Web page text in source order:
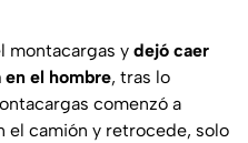
montacargas y dejó caer
el hombre, tras lo
comenzó a
el camión y retrocede, solo